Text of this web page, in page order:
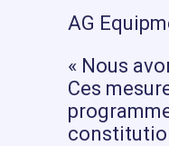
AG
« Nous
Ces